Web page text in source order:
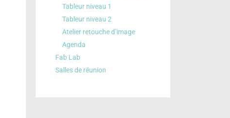
Tableur niveau 1
Tableur niveau 2
Atelier retouche d’image
Agenda
Fab Lab
Salles de réunion